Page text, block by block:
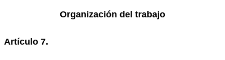
Organización del trabajo
Artículo 7.